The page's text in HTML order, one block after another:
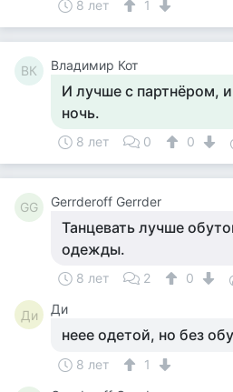
8 лет 1
ВК Владимир Кот
И лучше с партнёром,
ночь.
8 лет 0 0
GG Gerrderoff Gerrder
Танцевать лучше
одежды.
8 лет 2 0
Ди Ди
неее одетой, но без
8 лет 1